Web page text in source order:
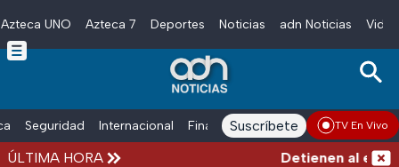
Skip to main content
Azteca UNO Azteca 7 Deportes Noticias adn Noticias
Seguridad Internacional Finanzas adn Noticias Radio
Suscríbete TV En Vivo
ÚLTIMA HORA Detienen al